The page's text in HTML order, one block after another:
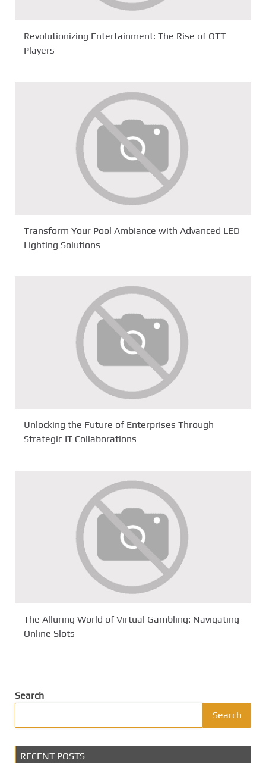
Revolutionizing Entertainment: The Rise of OTT
Players
Transform Your Pool Ambiance with Advanced LED
Lighting Solutions
Unlocking the Future of Enterprises Through
Strategic IT Collaborations
The Alluring World of Virtual Gambling: Navigating
Online Slots
Search
Search
RECENT POSTS